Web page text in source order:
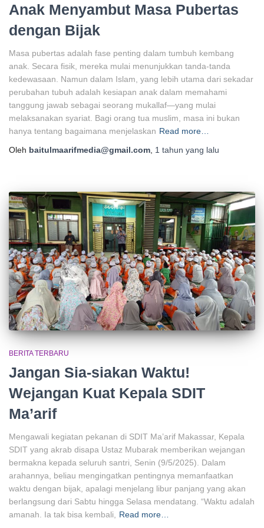
Anak Menyambut Masa Pubertas
dengan Bijak
Masa pubertas adalah fase penting dalam tumbuh kembang
anak. Secara fisik, mereka mulai menunjukkan tanda-tanda
kedewasaan. Namun dalam Islam, yang lebih utama dari sekadar
perubahan tubuh adalah kesiapan anak dalam memahami
tanggung jawab sebagai seorang mukallaf—yang mulai
melaksanakan syariat. Bagi orang tua muslim, masa ini bukan
hanya tentang bagaimana menjelaskan Read more…
Oleh baitulmaarifmedia@gmail.com 1 tahun yang lalu
BERITA TERBARU
Jangan Sia-siakan Waktu!
Wejangan Kuat Kepala SDIT
Ma’arif
Mengawali kegiatan pekanan di SDIT Ma’arif Makassar, Kepala
SDIT yang akrab disapa Ustaz Mubarak memberikan wejangan
bermakna kepada seluruh santri, Senin (9/5/2025). Dalam
arahannya, beliau mengingatkan pentingnya memanfaatkan
waktu dengan bijak, apalagi menjelang libur panjang yang akan
berlangsung dari Sabtu hingga Selasa mendatang. “Waktu adalah
amanah. Ia tak bisa kembali, Read more…